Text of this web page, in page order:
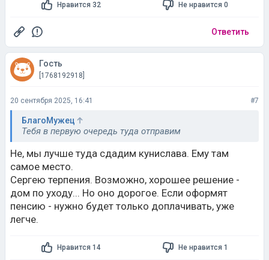
Нравится 32 Не нравится 0
Ответить
Гость
[1768192918]
20 сентября 2025, 16:41 #7
БлагоМужец
Тебя в первую очередь туда отправим
Не, мы лучше туда сдадим кунислава. Ему там
самое место.
Сергею терпения. Возможно, хорошее решение -
дом по уходу... Но оно дорогое. Если оформят
пенсию - нужно будет только доплачивать, уже
легче.
Нравится 14 Не нравится 1